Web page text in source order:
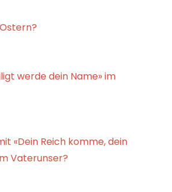
werde dein Name» im
«Dein Reich komme, dein
Vaterunser?